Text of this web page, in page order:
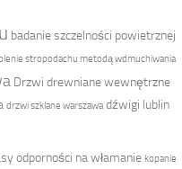
badanie szczelności powietrznej
stropodachu metodą wdmuchiwania
Drzwi drewniane wewnętrzne
drzwi szklane warszawa dźwigi lublin
odporności na włamanie kopanie